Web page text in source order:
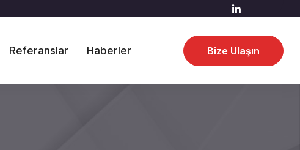
Referanslar Haberler Bize Ulaşın